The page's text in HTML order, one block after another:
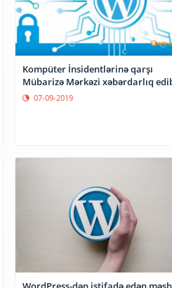
Kompüter İnsidentlərinə qarşı
Mübarizə Mərkəzi xəbərdarlıq
07-09-2019